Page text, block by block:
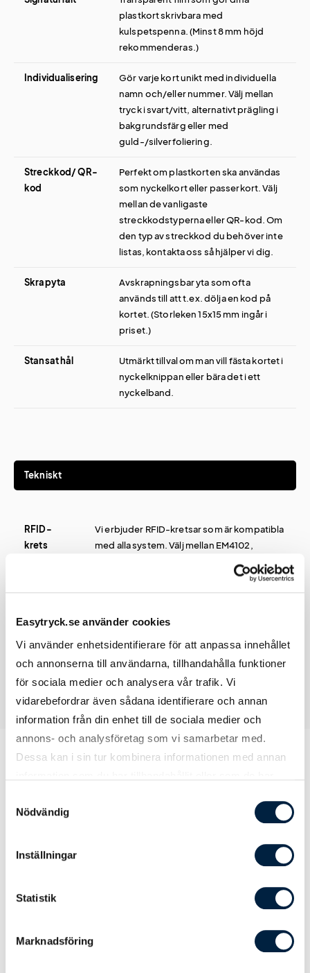
Easytryck.se använder cookies
Vi använder enhetsidentifierare för att anpassa innehållet
och annonserna till användarna, tillhandahålla funktioner
för sociala medier och analysera vår trafik. Vi
vidarebefordrar även sådana identifierare och annan
information från din enhet till de sociala medier och
annons- och analysföretag som vi samarbetar med.
Dessa kan i sin tur kombinera informationen med annan
Nödvändig
Inställningar
Statistik
Marknadsföring
plastkort skrivbara med
kulspetspenna. (Minst 8 mm höjd
rekommenderas.)
Individualisering
Gör varje kort unikt med individuella
namn och/eller nummer. Välj mellan
tryck i svart/vitt, alternativt prägling i
bakgrundsfärg eller med
guld-/silverfoliering.
Streckkod/ QR-
kod
Perfekt om plastkorten ska användas
som nyckelkort eller passerkort. Välj
mellan de vanligaste
streckkodstyperna eller QR-kod. Om
den typ av streckkod du behöver inte
listas, kontakta oss så hjälper vi dig.
Skrapyta
Avskrapningsbar yta som ofta
används till att t.ex. dölja en kod på
kortet. (Storleken 15x15 mm ingår i
priset.)
Stansat hål
Utmärkt tillval om man vill fästa kortet i
nyckelknippan eller bära det i ett
nyckelband.
Tekniskt
RFID-
krets
Vi erbjuder RFID-kretsar som är kompatibla
med alla system. Välj mellan EM4102,
osäker på vilken krets du ska ha, kontakta
oss så skickar vi kostnadsfria
Antal 1000
6,11